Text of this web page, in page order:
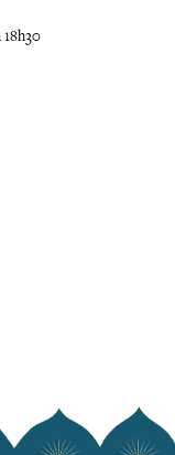
18h30